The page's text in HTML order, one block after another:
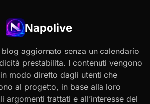
Napolive
blog aggiornato senza un calendario
prestabilita. I contenuti vengono
modo diretto dagli utenti che
al progetto, in base alla loro
argomenti trattati e all’interesse del